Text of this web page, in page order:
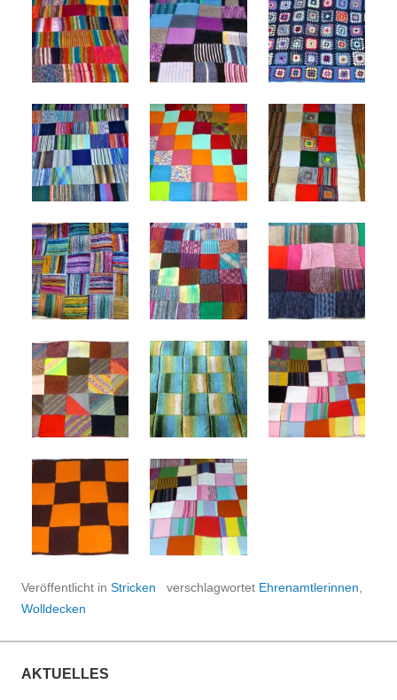
Veröffentlicht in Stricken verschlagwortet Ehrenamtlerinnen,
Wolldecken
AKTUELLES